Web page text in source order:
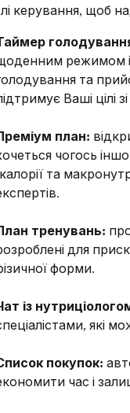
керування, щоб
режимом
та
Ваші цілі
план:
чогось
та
тренувань:
для
форми.
із
які
покупок:
час і